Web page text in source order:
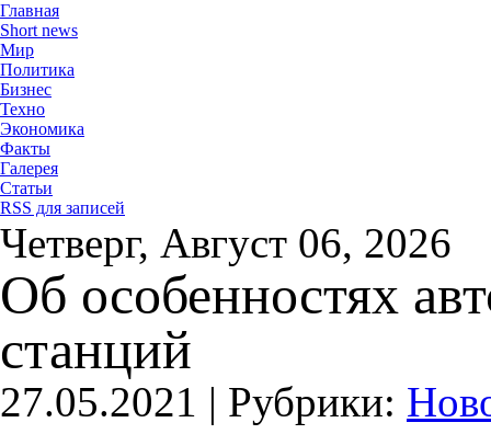
Главная
Short news
Мир
Политика
Бизнес
Техно
Экономика
Факты
Галерея
Статьи
RSS для записей
Четверг, Август 06, 2026
Об особенностях
станций
27.05.2021 | Рубрики: